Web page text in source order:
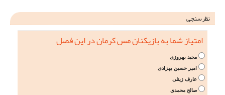
نظرسنجی
امتیاز شما به بازیکنان مس کرمان در این فصل
مجید بهروزی
امیر حسین بهزادی
عارف زینلی
صالح محمدی